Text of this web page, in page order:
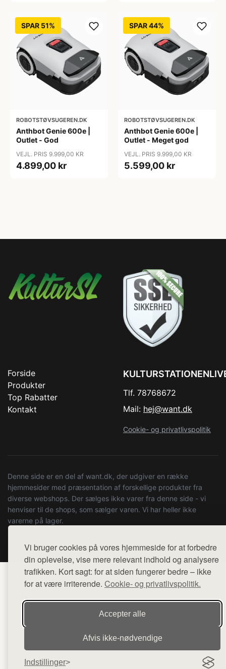
Vi bruger cookies på vores hjemmeside for at forbedre
din oplevelse, vise mere relevant indhold og analysere
trafikken. Kort sagt: for at siden fungerer bedre – ikke
for at være irriterende. Cookie- og privatlivspolitik.
Accepter alle
Afvis ikke‑nødvendige
Indstillinger
SPAR 51%
ROBOTSTØVSUGEREN.DK
Anthbot Genie 600e |
Outlet - God
VEJL. PRIS 9.999,00 KR
4.899,00 kr
SPAR 44%
ROBOTSTØVSUGEREN.DK
Anthbot Genie 600e |
Outlet - Meget god
VEJL. PRIS 9.999,00 KR
5.599,00 kr
Forside
Produkter
Top Rabatter
Kontakt
Tlf. 78768672
Mail: hej@want.dk
Cookie- og privatlivspolitik
Denne side er en del af want.dk, der udgiver en række
hjemmesider med præsentation af forskellige produkter fra
diverse webshops. Der sælges ikke varer fra denne side - vi
henviser til de shops, som sælger varen. Vi har heller ikke
varerne på lager.
© 2026 kulturstationenlive.dk. Alle rettigheder forbeholdes.